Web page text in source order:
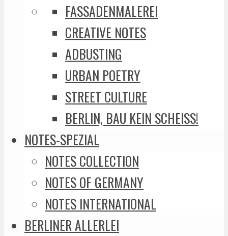
FASSADENMALEREI
CREATIVE NOTES
ADBUSTING
URBAN POETRY
STREET CULTURE
BERLIN, BAU KEIN SCHEISS!
NOTES-SPEZIAL
NOTES COLLECTION
NOTES OF GERMANY
NOTES INTERNATIONAL
BERLINER ALLERLEI